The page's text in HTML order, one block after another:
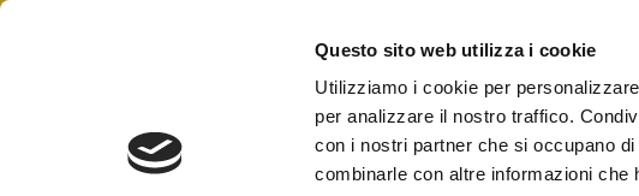
Questo sito web utilizza i cookie
Utilizziamo i cookie per
per analizzare il nostro traffico.
con i nostri partner che si occupano
combinarle con altre informazioni che
Skip
Federazione Italiana Agenti Immobiliari